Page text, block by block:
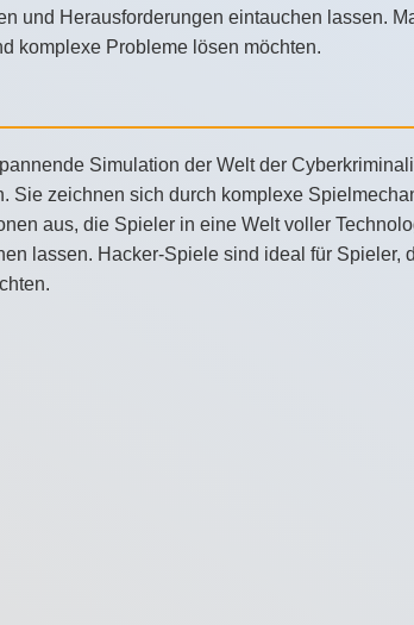
und Herausforderungen eintauchen lassen.
komplexe Probleme lösen möchten.
Simulation der Welt der
Sie zeichnen sich durch komplexe
aus, die Spieler in eine Welt voller
lassen. Hacker-Spiele sind ideal für Spieler,